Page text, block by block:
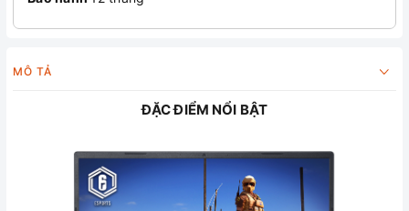
MÔ TẢ
ĐẶC ĐIỂM NỔI BẬT